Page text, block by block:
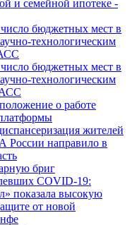
и семейной ипотеке -
бюджетных мест в
технологическим
бюджетных мест в
технологическим
о работе
жителей
России направило в
бриг
COVID-19:
показала высокую
от новой